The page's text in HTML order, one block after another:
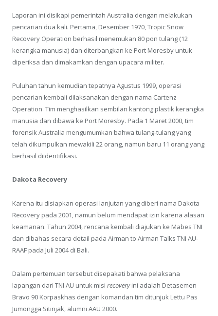
Laporan ini disikapi pemerintah Australia dengan melakukan
pencarian dua kali. Pertama, Desember 1970, Tropic Snow
Recovery Operation ber­hasil menemukan 80 pon tulang (12
kerangka manusia) dan diterbangkan ke Port Moresby untuk
diperiksa dan dimakamkan dengan upacara militer.
Puluhan tahun kemudian tepatnya Agustus 1999, operasi
pencarian kembali dilaksanakan dengan nama Cartenz
Operation. Tim menghasilkan sembilan kantong plastik kerangka
manusia dan dibawa ke Port Moresby. Pada 1 Maret 2000, tim
forensik Australia meng­umumkan bahwa tulang-tulang yang
telah di­kumpul­kan mewakili 22 orang, namun baru 11 orang yang
berhasil diidentifikasi.
Dakota Recovery
Karena itu disiapkan operasi lanjutan yang diberi nama Dakota
Recovery pada 2001, namun belum men­dapat izin karena alasan
keamanan. Tahun 2004, rencana kembali diajukan ke Mabes TNI
dan di­bahas secara detail pada Airman to Airman Talks TNI AU-
RAAF pada Juli 2004 di Bali.
Dalam pertemuan tersebut disepakati bahwa pelaksana
lapangan dari TNI AU untuk misi recoveryini ada­lah Detasemen
Bravo 90 Korpaskhas dengan komandan tim ditunjuk Lettu Pas
Jumongga Sitinjak, alumni AAU 2000.